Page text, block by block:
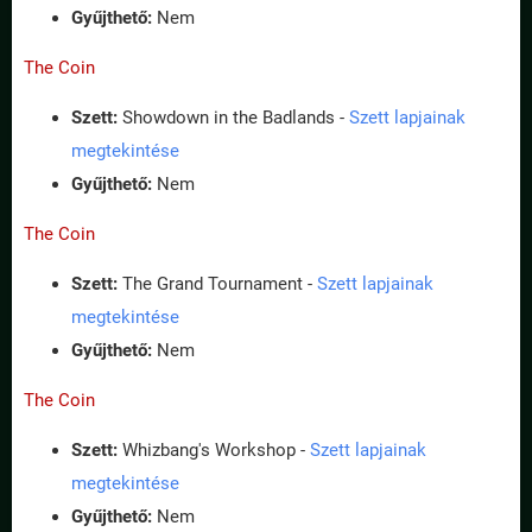
Gyűjthető: Nem
The Coin
Szett: Showdown in the Badlands - Szett lapjainak
megtekintése
Gyűjthető: Nem
The Coin
Szett: The Grand Tournament - Szett lapjainak
megtekintése
Gyűjthető: Nem
The Coin
Szett: Whizbang's Workshop - Szett lapjainak
megtekintése
Gyűjthető: Nem